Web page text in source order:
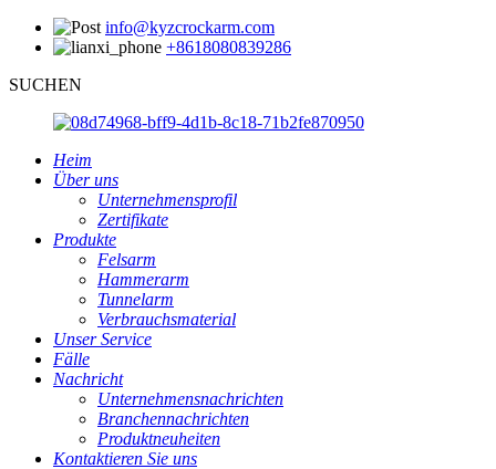
info@kyzcrockarm.com
+8618080839286
SUCHEN
Heim
Über uns
Unternehmensprofil
Zertifikate
Produkte
Felsarm
Hammerarm
Tunnelarm
Verbrauchsmaterial
Unser Service
Fälle
Nachricht
Unternehmensnachrichten
Branchennachrichten
Produktneuheiten
Kontaktieren Sie uns